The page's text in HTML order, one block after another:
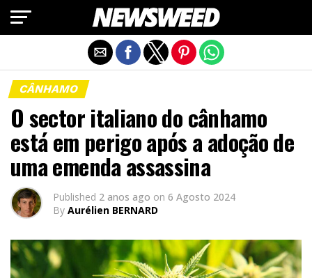
CÂNHAMO
O sector italiano do cânhamo
está em perigo após a adoção de
uma emenda assassina
Published 2 anos ago on 6 Agosto 2024
By Aurélien BERNARD
Exit mobile version